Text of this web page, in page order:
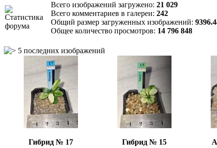
Всего изображений загружено: 21 029
Всего комментариев в галереи: 242
Общий размер загруженных изображений:
Общее количество просмотров: 14 796 848
5 последних изображений
Гибрид № 17 Гибрид № 15